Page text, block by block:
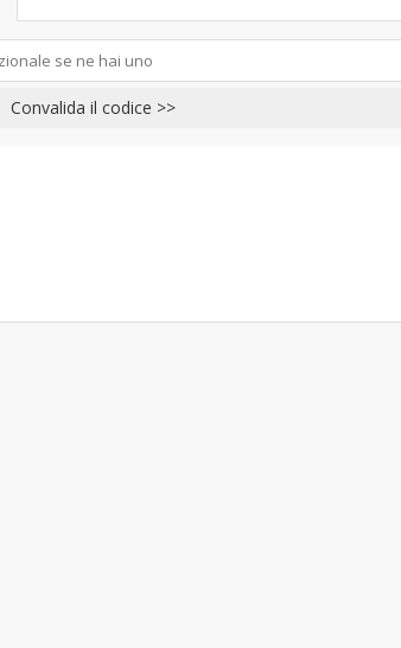
Convalida il codice >>